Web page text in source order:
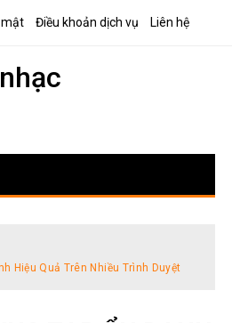
mật Điều khoản dịch vụ Liên hệ
Hiệu Quả Trên Nhiều Trình Duyệt